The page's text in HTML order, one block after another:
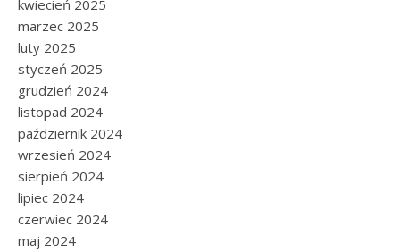
kwiecień 2025
marzec 2025
luty 2025
styczeń 2025
grudzień 2024
listopad 2024
październik 2024
wrzesień 2024
sierpień 2024
lipiec 2024
czerwiec 2024
maj 2024